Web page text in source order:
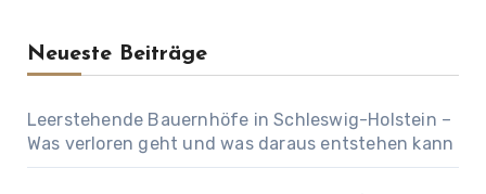
Neueste Beiträge
Leerstehende Bauernhöfe in Schleswig-Holstein –
Was verloren geht und was daraus entstehen kann